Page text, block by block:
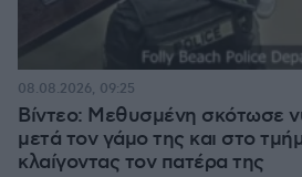
Βίντεο: Μεθυσμένη σκότωσε
μετά τον γάμο της και στο
κλαίγοντας τον πατέρα της
08.08.2026, 09:25